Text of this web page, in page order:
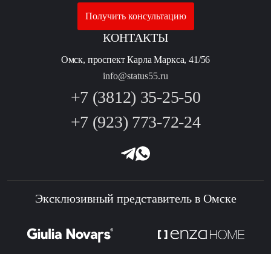
Получить консультацию
КОНТАКТЫ
Омск, проспект Карла Маркса, 41/56
info@status55.ru
+7 (3812) 35-25-50
+7 (923) 773-72-24
Эксклюзивный представитель в Омске